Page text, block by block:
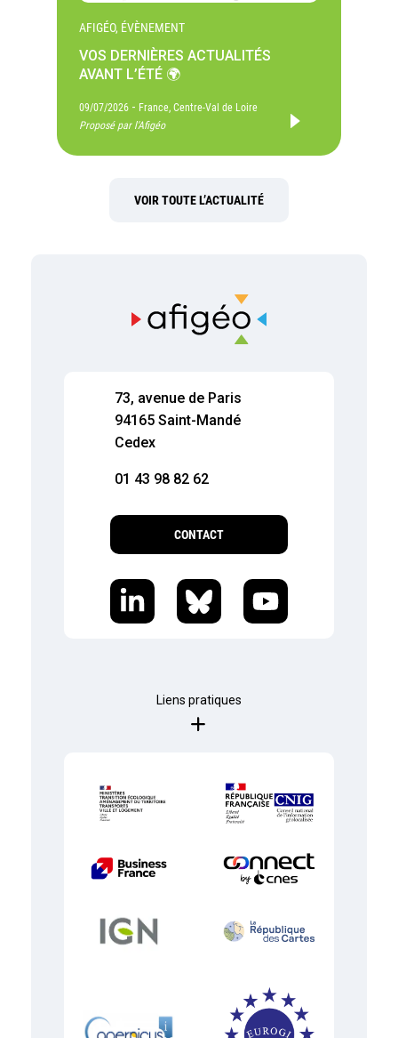
AFIGÉO, ÉVÈNEMENT
VOS DERNIÈRES ACTUALITÉS
AVANT L’ÉTÉ 🌍
09/07/2026 - France, Centre-Val de Loire
Proposé par l'Afigéo
VOIR TOUTE L’ACTUALITÉ
73, avenue de Paris
94165 Saint-Mandé
Cedex
01 43 98 82 62
CONTACT
Liens pratiques